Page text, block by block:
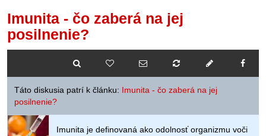
Imunita - čo zaberá na jej
posilnenie?
Táto diskusia patrí k článku: Imunita - čo zaberá na jej
posilnenie?
Imunita je definovaná ako odolnosť organizmu voči